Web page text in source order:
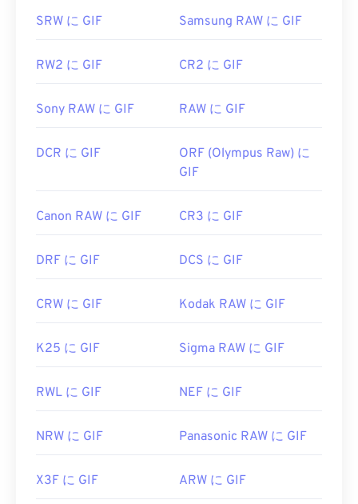
開発元:CompuServe, Inc.
便利なリンク: https://en.wikipedia.org/wiki/GIF
SRW に GIF Samsung RAW に GIF
RW2 に GIF CR2 に GIF
Sony RAW に GIF RAW に GIF
DCR に GIF
ORF (Olympus Raw) に
GIF
Canon RAW に GIF CR3 に GIF
DRF に GIF DCS に GIF
CRW に GIF Kodak RAW に GIF
K25 に GIF Sigma RAW に GIF
RWL に GIF NEF に GIF
NRW に GIF Panasonic RAW に GIF
X3F に GIF ARW に GIF